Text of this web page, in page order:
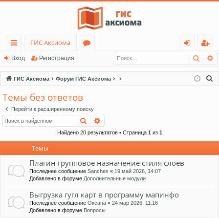
с
ы
лк
и
ГИС Аксиома
ру
м
д
ег
ис
тр
Вход Регистрация
ГИС Аксиома Форум ГИС Аксиома
Темы без ответов
Перейти к расширенному поиску
Поиск
Найдено 20 результатов • Страница 1из 1
Темы
Плагин групповое назначение стиля слоев
Последнее сообщение Sanches « 19 май 2026, 14:07
Добавлено в форуме Дополнительные модули
Выгрузка гугл карт в программу мапинфо
Последнее сообщение Оксана « 24 мар 2026, 11:16
Добавлено в форуме Вопросы